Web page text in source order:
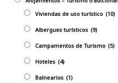
Viviendas de uso turístico (10)
Albergues turísticos (9)
Campamentos de Turismo (5)
Hoteles (4)
Balnearios (1)